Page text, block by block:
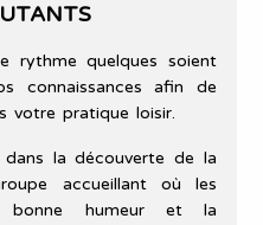
rythme quelques soient
connaissances afin de
votre pratique loisir.
la découverte de la
accueillant où les
humeur et la